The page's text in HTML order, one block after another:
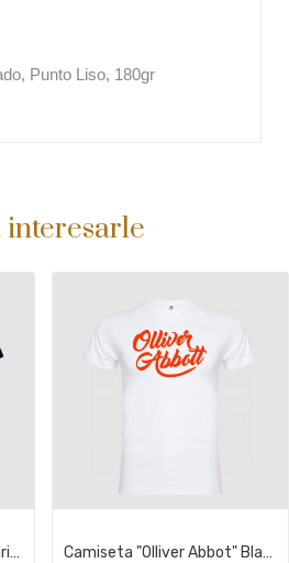
Punto Liso, 180gr
Camiseta "London" Azul Marino Letra Roja |... Camiseta "Olliver Abbot" Blanca Letras Rojas|...